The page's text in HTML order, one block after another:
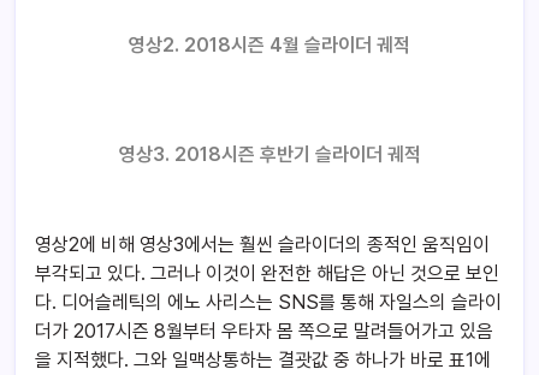
영상2. 2018시즌 4월 슬라이더 궤적
영상3. 2018시즌 후반기 슬라이더 궤적
영상2에 비해 영상3에서는 훨씬 슬라이더의 종적인 움직임이
부각되고 있다. 그러나 이것이 완전한 해답은 아닌 것으로 보인
다. 디어슬레틱의 에노 사리스는 SNS를 통해 자일스의 슬라이
더가 2017시즌 8월부터 우타자 몸 쪽으로 말려들어가고 있음
을 지적했다. 그와 일맥상통하는 결괏값 중 하나가 바로 표1에